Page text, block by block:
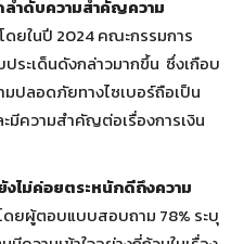
ลำดับความสำคัญความ
โดยในปี 2024 คณะกรรมการ
ระเด็นดังกล่าวมากขึ้น ซึ่งเกือบ
ปลอดภัยทางไซเบอร์ถือเป็น
มีความสำคัญต่อเรื่องการเงิน
ไม่ค่อยตระหนักดีถึงความ
ดยผู้ตอบแบบสอบถาม 78% ระบุ